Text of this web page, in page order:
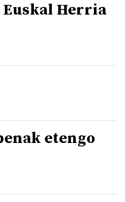
Euskal Herria
etengo